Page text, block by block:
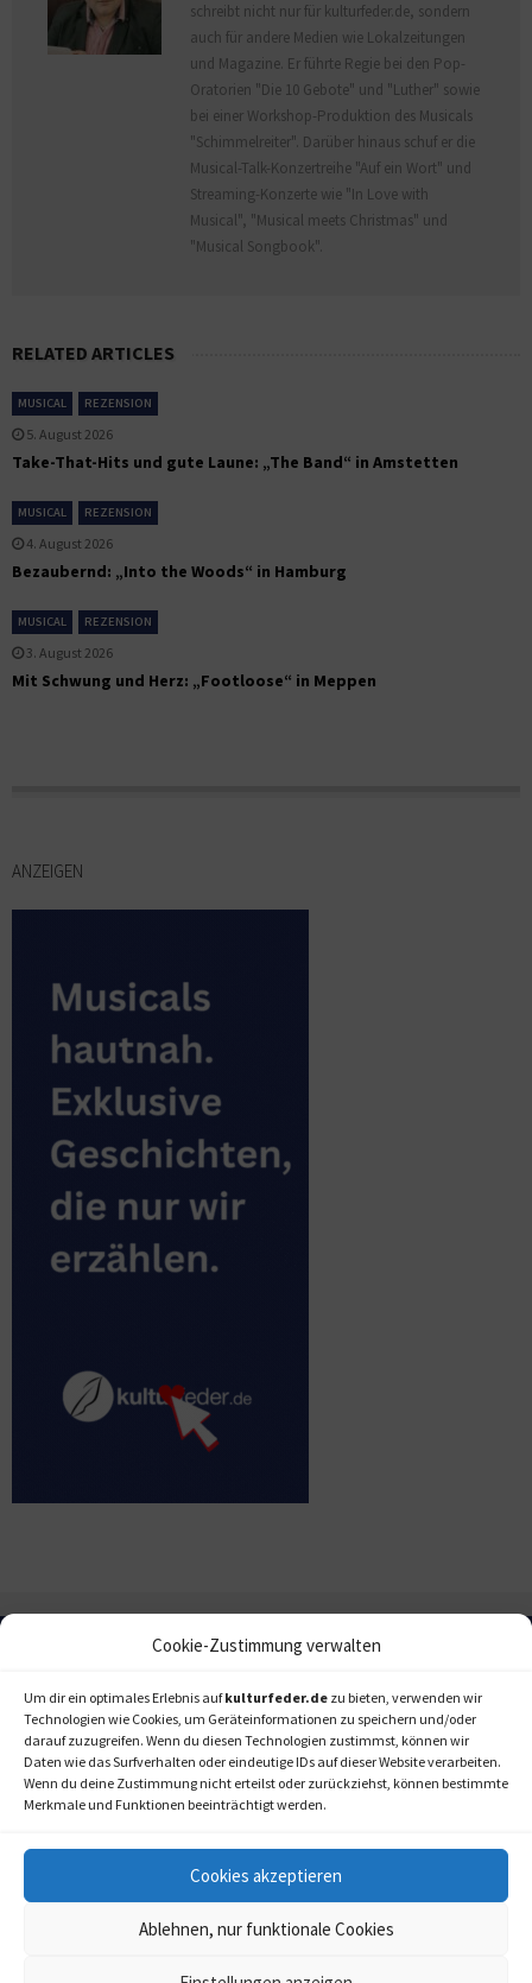
Cookie-Zustimmung verwalten
Um dir ein optimales Erlebnis aufkulturfeder.de zu bieten, verwenden wir
Technologien wie Cookies, um Geräteinformationen zu speichern und/oder
darauf zuzugreifen. Wenn du diesen Technologien zustimmst, können wir
Daten wie das Surfverhalten oder eindeutige IDs auf dieser Website verarbeiten.
Wenn du deine Zustimmung nicht erteilst oder zurückziehst, können bestimmte
Merkmale und Funktionen beeinträchtigt werden.
Cookies akzeptieren
Ablehnen, nur funktionale Cookies
schreibt nicht nur für kulturfeder.de, sondern
auch für andere Medien wie Lokalzeitungen
und Magazine. Er führte Regie bei den Pop-
Oratorien "Die 10 Gebote" und "Luther" sowie
bei einer Workshop-Produktion des Musicals
"Schimmelreiter". Darüber hinaus schuf er die
Musical-Talk-Konzertreihe "Auf ein Wort" und
Streaming-Konzerte wie "In Love with
Musical", "Musical meets Christmas" und
"Musical Songbook".
RELATED ARTICLES
MUSICAL REZENSION
5. August 2026
Take-That-Hits und gute Laune: „The Band“ in Amstetten
MUSICAL REZENSION
4. August 2026
Bezaubernd: „Into the Woods“ in Hamburg
MUSICAL REZENSION
3. August 2026
Mit Schwung und Herz: „Footloose“ in Meppen
ANZEIGEN